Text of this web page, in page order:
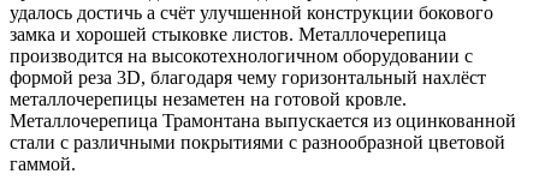
удалось достичь а счёт улучшенной конструкции бокового
замка и хорошей стыковке листов. Металлочерепица
производится на высокотехнологичном оборудовании с
формой реза 3D, благодаря чему горизонтальный нахлёст
металлочерепицы незаметен на готовой кровле.
Металлочерепица Трамонтана выпускается из оцинкованной
стали с различными покрытиями с разнообразной цветовой
гаммой.